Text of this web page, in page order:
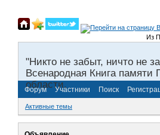
Из
"Никто не забыт, ничто не
Всенародная Книга памяти
области.
Форум Участники Поиск
Активные темы